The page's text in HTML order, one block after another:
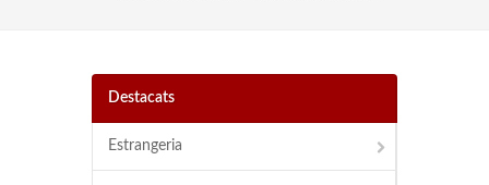
Destacats
Estrangeria